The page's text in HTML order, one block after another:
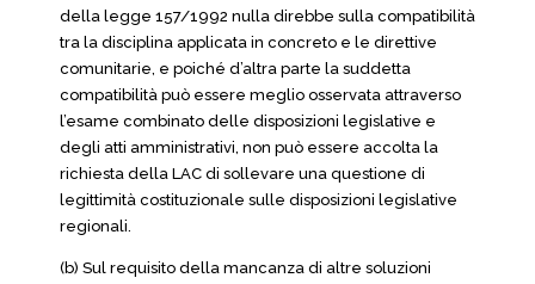
della legge 157/1992 nulla direbbe sulla compatibilità
tra la disciplina applicata in concreto e le direttive
comunitarie, e poiché d’altra parte la suddetta
compatibilità può essere meglio osservata attraverso
l’esame combinato delle disposizioni legislative e
degli atti amministrativi, non può essere accolta la
richiesta della LAC di sollevare una questione di
legittimità costituzionale sulle disposizioni legislative
regionali.
(b) Sul requisito della mancanza di altre soluzioni